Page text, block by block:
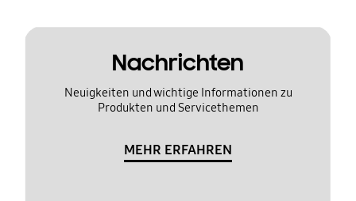
Nachrichten
Neuigkeiten und wichtige Informationen zu
Produkten und Servicethemen
MEHR ERFAHREN